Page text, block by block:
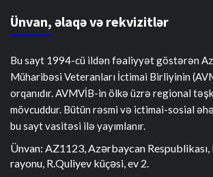
Ünvan, əlaqə və rekvizitlər
Bu sayt 1994-cü ildən fəaliyyət göstərən
Müharibəsi Veteranları İctimai Birliyinin
orqanıdır. AVMVİB-in ölkə üzrə regional
mövcuddur. Bütün rəsmi və ictimai-sosial
bu sayt vasitəsi ilə yayımlanır.
Ünvan: AZ1123, Azərbaycan
rayonu, R.Quliyev küçəsi, ev 2.